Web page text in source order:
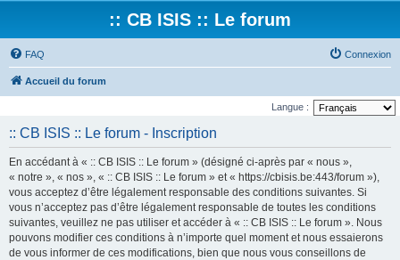
:: CB ISIS :: Le forum
FAQ Connexion
Accueil du forum
Langue :
:: CB ISIS :: Le forum - Inscription
En accédant à « :: CB ISIS :: Le forum » (désigné ci-après par « nous »,
« notre », « nos », « :: CB ISIS :: Le forum » et « https://cbisis.be:443/forum »),
vous acceptez d’être légalement responsable des conditions suivantes. Si
vous n’acceptez pas d’être légalement responsable de toutes les conditions
suivantes, veuillez ne pas utiliser et accéder à « :: CB ISIS :: Le forum ». Nous
pouvons modifier ces conditions à n’importe quel moment et nous essaierons
de vous informer de ces modifications, bien que nous vous conseillons de